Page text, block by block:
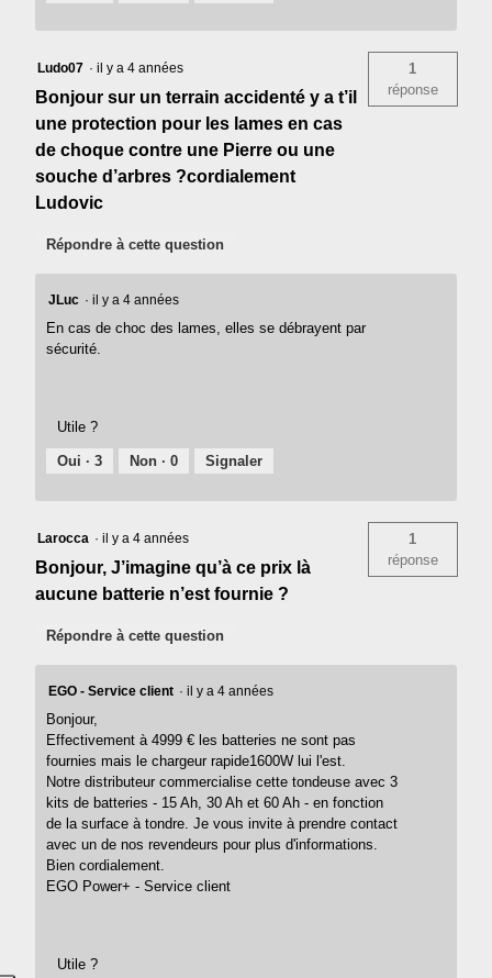
Ludo07 · il y a 4 années
Bonjour sur un terrain accidenté y a t’il
une protection pour les lames en cas
de choque contre une Pierre ou une
souche d’arbres ?cordialement
Ludovic
1
réponse
Répondre à cette question
JLuc · il y a 4 années
En cas de choc des lames, elles se débrayent par
sécurité.
Utile ?
Oui ·3 Non ·0 Signaler
Larocca · il y a 4 années
Bonjour, J’imagine qu’à ce prix là
aucune batterie n’est fournie ?
1
réponse
Répondre à cette question
EGO - Service client · il y a 4 années
Bonjour,
Effectivement à 4999 € les batteries ne sont pas
fournies mais le chargeur rapide1600W lui l'est.
Notre distributeur commercialise cette tondeuse avec 3
kits de batteries - 15 Ah, 30 Ah et 60 Ah - en fonction
de la surface à tondre. Je vous invite à prendre contact
avec un de nos revendeurs pour plus d'informations.
Bien cordialement.
EGO Power+ - Service client
Utile ?